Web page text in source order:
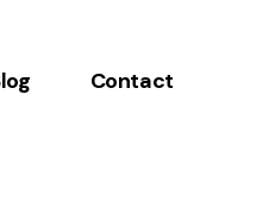
Contact